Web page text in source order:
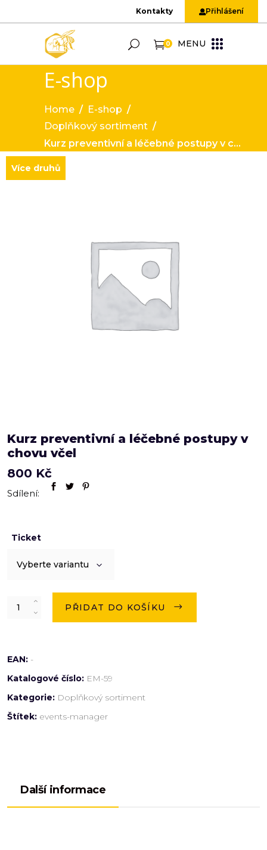
Kontakty Přihlášení
0 MENU
E-shop
Home / E-shop /
Doplňkový sortiment /
Kurz preventivní a léčebné postupy v chovu včel
Více druhů
Kurz preventivní a léčebné postupy v
chovu včel
800 Kč
Sdílení:
Ticket
Vyberte variantu
Quantity PŘIDAT DO KOŠÍKU
EAN: -
Katalogové číslo: EM-59
Kategorie: Doplňkový sortiment
Štítek: events-manager
Další informace